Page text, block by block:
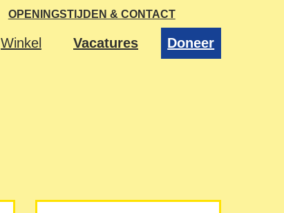
OPENINGSTIJDEN & CONTACT
Winkel Vacatures Doneer